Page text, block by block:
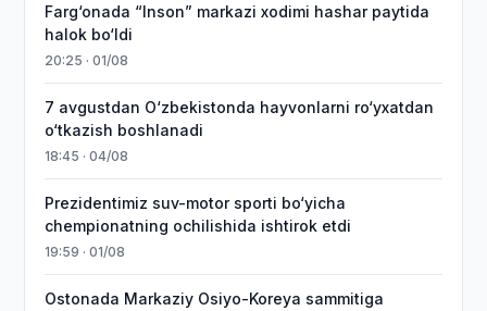
Farg‘onada “Inson” markazi xodimi hashar paytida
halok bo‘ldi
20:25 · 01/08
7 avgustdan O‘zbekistonda hayvonlarni ro‘yxatdan
o‘tkazish boshlanadi
18:45 · 04/08
Prezidentimiz suv-motor sporti bo‘yicha
chempionatning ochilishida ishtirok etdi
19:59 · 01/08
Ostonada Markaziy Osiyo-Koreya sammitiga